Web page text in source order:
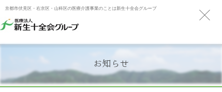
京都市伏見区・右京区・山科区の医療介護事業のことは新生十全会グループ
お知らせ